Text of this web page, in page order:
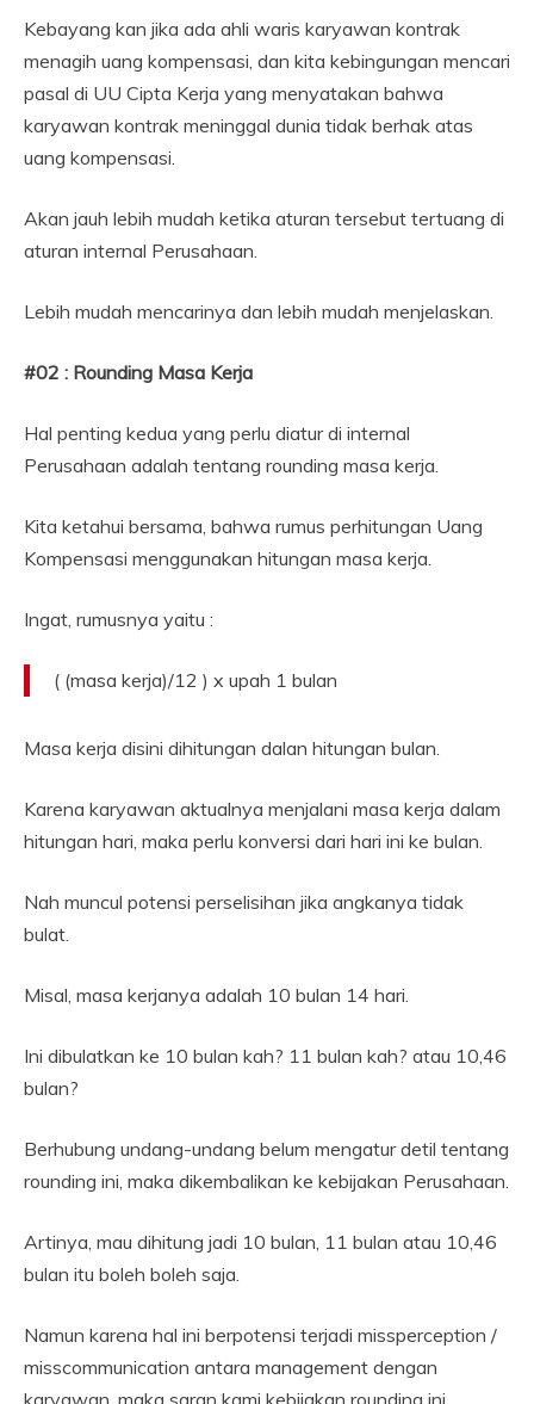
Kebayang kan jika ada ahli waris karyawan kontrak
menagih uang kompensasi, dan kita kebingungan mencari
pasal di UU Cipta Kerja yang menyatakan bahwa
karyawan kontrak meninggal dunia tidak berhak atas
uang kompensasi.
Akan jauh lebih mudah ketika aturan tersebut tertuang di
aturan internal Perusahaan.
Lebih mudah mencarinya dan lebih mudah menjelaskan.
#02 : Rounding Masa Kerja
Hal penting kedua yang perlu diatur di internal
Perusahaan adalah tentang rounding masa kerja.
Kita ketahui bersama, bahwa rumus perhitungan Uang
Kompensasi menggunakan hitungan masa kerja.
Ingat, rumusnya yaitu :
( (masa kerja)/12 ) x upah 1 bulan
Masa kerja disini dihitungan dalan hitungan bulan.
Karena karyawan aktualnya menjalani masa kerja dalam
hitungan hari, maka perlu konversi dari hari ini ke bulan.
Nah muncul potensi perselisihan jika angkanya tidak
bulat.
Misal, masa kerjanya adalah 10 bulan 14 hari.
Ini dibulatkan ke 10 bulan kah? 11 bulan kah? atau 10,46
bulan?
Berhubung undang-undang belum mengatur detil tentang
rounding ini, maka dikembalikan ke kebijakan Perusahaan.
Artinya, mau dihitung jadi 10 bulan, 11 bulan atau 10,46
bulan itu boleh boleh saja.
Namun karena hal ini berpotensi terjadi missperception /
misscommunication antara management dengan
karyawan, maka saran kami kebijakan rounding ini